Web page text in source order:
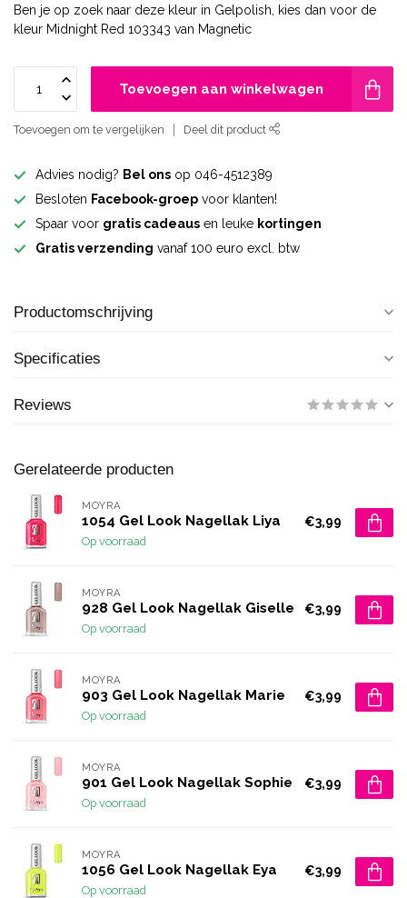
Ben je op zoek naar deze kleur in Gelpolish, kies dan voor de
kleur Midnight Red 103343 van Magnetic
Toevoegen aan winkelwagen
Toevoegen om te vergelijken Deel dit product
Advies nodig? Bel ons op 046-4512389
Besloten Facebook-groep voor klanten!
Spaar voor gratis cadeaus en leuke kortingen
Gratis verzending vanaf 100 euro excl. btw
Productomschrijving
Specificaties
Reviews
Gerelateerde producten
MOYRA
1054 Gel Look Nagellak Liya
Op voorraad
€3,99
MOYRA
928 Gel Look Nagellak Giselle
Op voorraad
€3,99
MOYRA
903 Gel Look Nagellak Marie
Op voorraad
€3,99
MOYRA
901 Gel Look Nagellak Sophie
Op voorraad
€3,99
MOYRA
1056 Gel Look Nagellak Eya
Op voorraad
€3,99